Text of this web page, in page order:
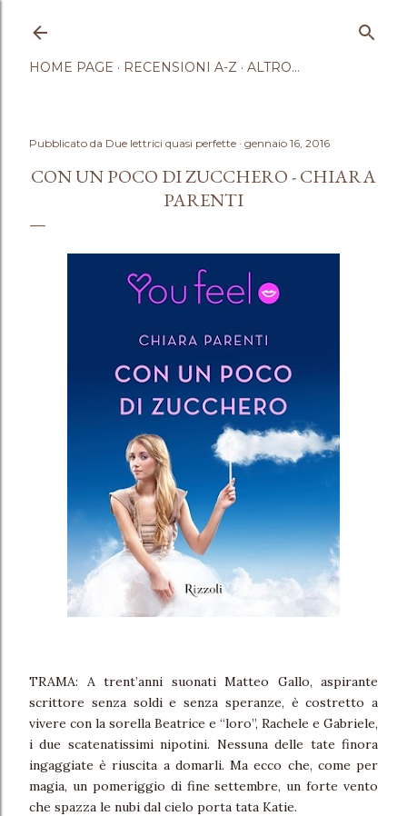
HOME PAGE RECENSIONI A-Z ALTRO…
Pubblicato da Due lettrici quasi perfette gennaio 16, 2016
CON UN POCO DI ZUCCHERO - CHIARA
PARENTI
TRAMA: A trent’anni suonati Matteo Gallo, aspirante
scrittore senza soldi e senza speranze, è costretto a
vivere con la sorella Beatrice e “loro”, Rachele e Gabriele,
i due scatenatissimi nipotini. Nessuna delle tate finora
ingaggiate è riuscita a domarli. Ma ecco che, come per
magia, un pomeriggio di fine settembre, un forte vento
che spazza le nubi dal cielo porta tata Katie.